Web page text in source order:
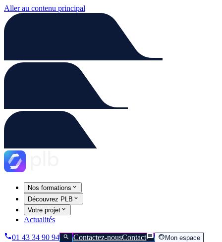
Aller au contenu principal
Nos formations
Découvrez PLB
Votre projet
Actualités
01 43 34 90 94 Contactez-nousContact Mon espace